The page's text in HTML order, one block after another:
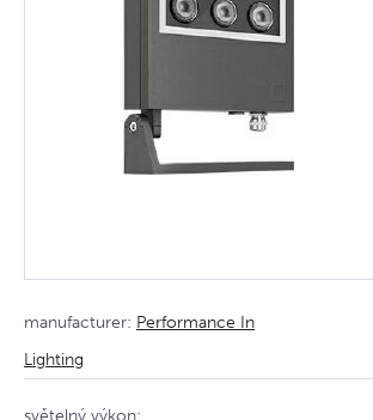
manufacturer: Performance In
Lighting
světelný výkon: